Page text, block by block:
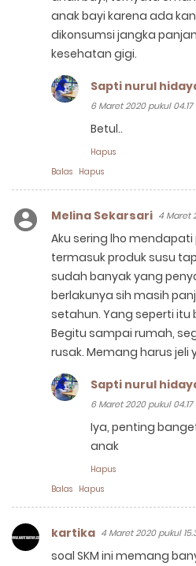
anak bayi karena ada
dikonsumsi jangka
kesehatan gigi.
Balas Hapus
Sapti nurul
6 Maret 2020 pukul 04.17
Betul..
Hapus
Melina Sekarsari 4 Maret
Aku sering lho
termasuk produk susu
sudah banyak yang
berlakunya sih masih
setahun. Yang seperti itu
Begitu sampai rumah,
rusak. Memang harus jeli
Balas Hapus
Sapti nurul
6 Maret 2020 pukul 04.17
Iya, penting
anak
Hapus
kartika 4 Maret 2020 pukul
soal SKM ini memang